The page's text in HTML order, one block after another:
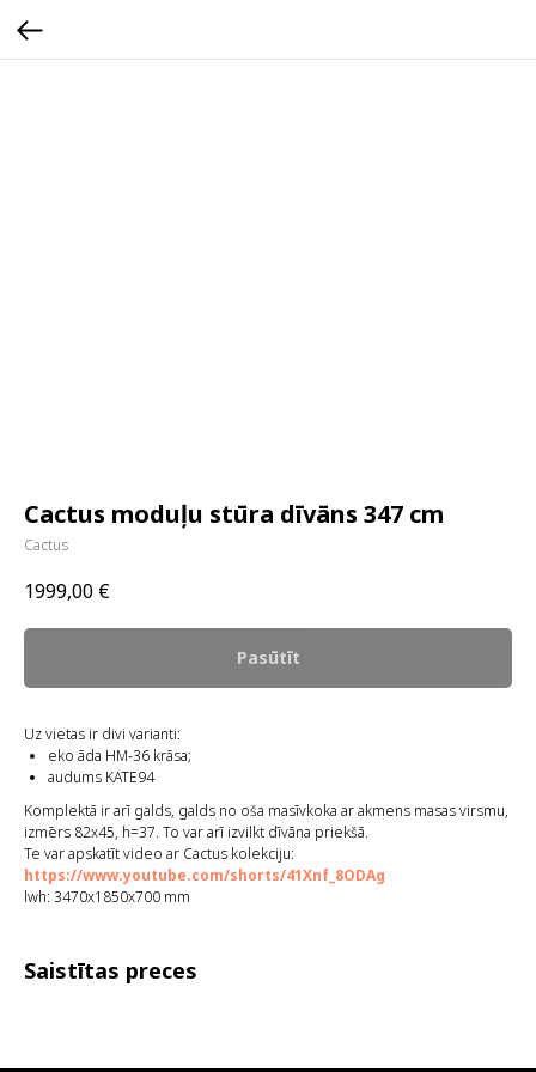
Cactus moduļu stūra dīvāns 347 cm
Cactus
1999,00 €
Pasūtīt
Uz vietas ir divi varianti:
eko āda HM-36 krāsa;
audums KATE94
Komplektā ir arī galds, galds no oša masīvkoka ar akmens masas virsmu,
izmērs 82x45, h=37. To var arī izvilkt dīvāna priekšā.
Te var apskatīt video ar Cactus kolekciju:
https://www.youtube.com/shorts/41Xnf_8ODAg
lwh: 3470x1850x700 mm
Saistītas preces